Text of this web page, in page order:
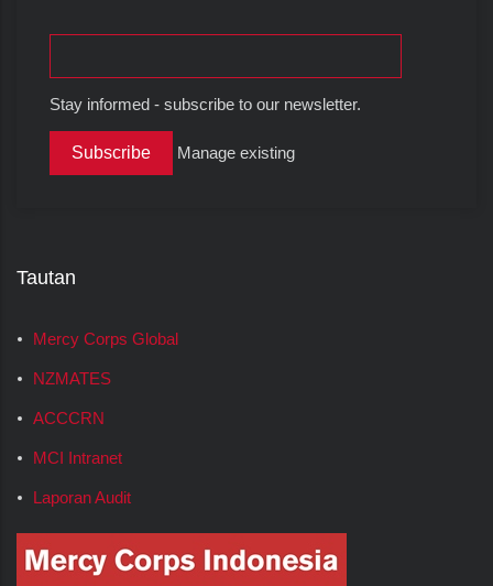
Stay informed - subscribe to our newsletter.
Manage existing
Tautan
Mercy Corps Global
NZMATES
ACCCRN
MCI Intranet
Laporan Audit